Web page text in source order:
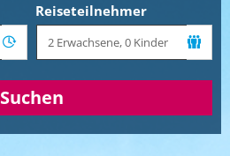
Reiseteilnehmer
Suchen